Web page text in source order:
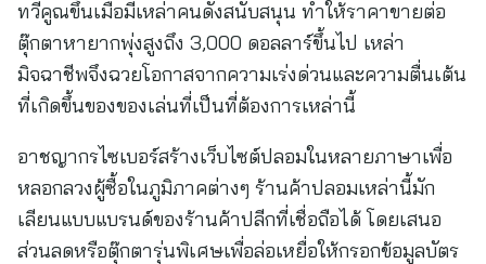
ทวีคูณขึ้นเมื่อมีเหล่าคนดังสนับสนุน ทำให้ราคาขายต่อ
ตุ๊กตาหายากพุ่งสูงถึง 3,000 ดอลลาร์ขึ้นไป เหล่า
มิจฉาชีพจึงฉวยโอกาสจากความเร่งด่วนและความตื่นเต้น
ที่เกิดขึ้นของของเล่นที่เป็นที่ต้องการเหล่านี้
อาชญากรไซเบอร์สร้างเว็บไซต์ปลอมในหลายภาษาเพื่อ
หลอกลวงผู้ซื้อในภูมิภาคต่างๆ ร้านค้าปลอมเหล่านี้มัก
เลียนแบบแบรนด์ของร้านค้าปลีกที่เชื่อถือได้ โดยเสนอ
ส่วนลดหรือตุ๊กตารุ่นพิเศษเพื่อล่อเหยื่อให้กรอกข้อมูลบัตร